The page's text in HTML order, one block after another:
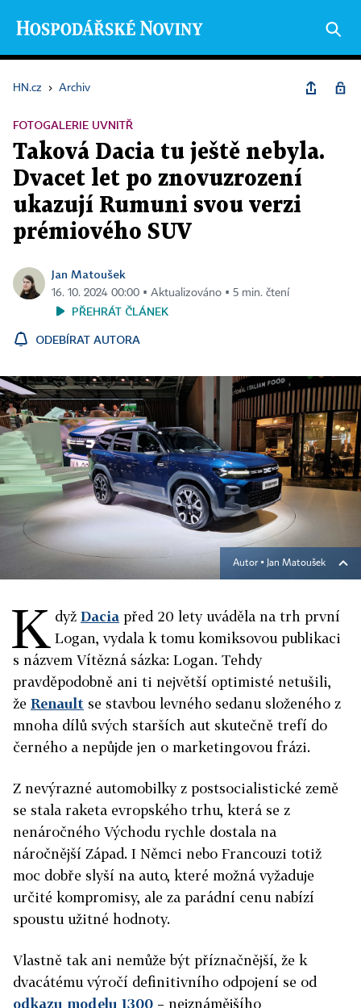
HN.cz › Archiv
FOTOGALERIE UVNITŘ
Taková Dacia tu ještě nebyla.
Dvacet let po znovuzrození
ukazují Rumuni svou verzi
prémiového SUV
Jan Matoušek
16. 10. 2024 00:00 ▪ Aktualizováno ▪ 5 min. čtení
PŘEHRÁT ČLÁNEK
ODEBÍRAT AUTORA
Autor ▪ Jan Matoušek
K dyž Dacia před 20 lety uváděla na trh první
Logan, vydala k tomu komiksovou publikaci
s názvem Vítězná sázka: Logan. Tehdy
pravděpodobně ani ti největší optimisté netušili,
že Renault se stavbou levného sedanu složeného z
mnoha dílů svých starších aut skutečně trefí do
černého a nepůjde jen o marketingovou frázi.
Z nevýrazné automobilky z postsocialistické země
se stala raketa evropského trhu, která se z
nenáročného Východu rychle dostala na
náročnější Západ. I Němci nebo Francouzi totiž
moc dobře slyší na auto, které možná vyžaduje
určité kompromisy, ale za parádní cenu nabízí
spoustu užitné hodnoty.
Vlastně tak ani nemůže být příznačnější, že k
dvacátému výročí definitivního odpojení se od
odkazu modelu 1300 – nejznámějšího